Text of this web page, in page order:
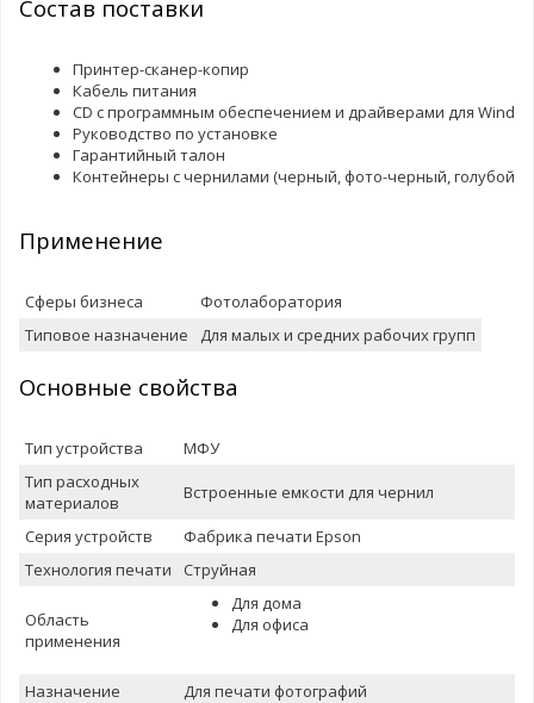
Состав поставки
Принтер-сканер-копир
Кабель питания
CD с программным обеспечением и драйверами для
Руководство по установке
Гарантийный талон
Контейнеры с чернилами (черный, фото-черный, голубой,
Применение
Сферы бизнеса
Фотолаборатория
Типовое назначение
Для малых и средних рабочих групп
Основные свойства
Тип устройства
МФУ
Тип расходных
материалов
Встроенные емкости для чернил
Серия устройств
Фабрика печати Epson
Теxнология печати
Струйная
Область
применения
Для дома
Для офиса
Назначение
Для печати фотографий